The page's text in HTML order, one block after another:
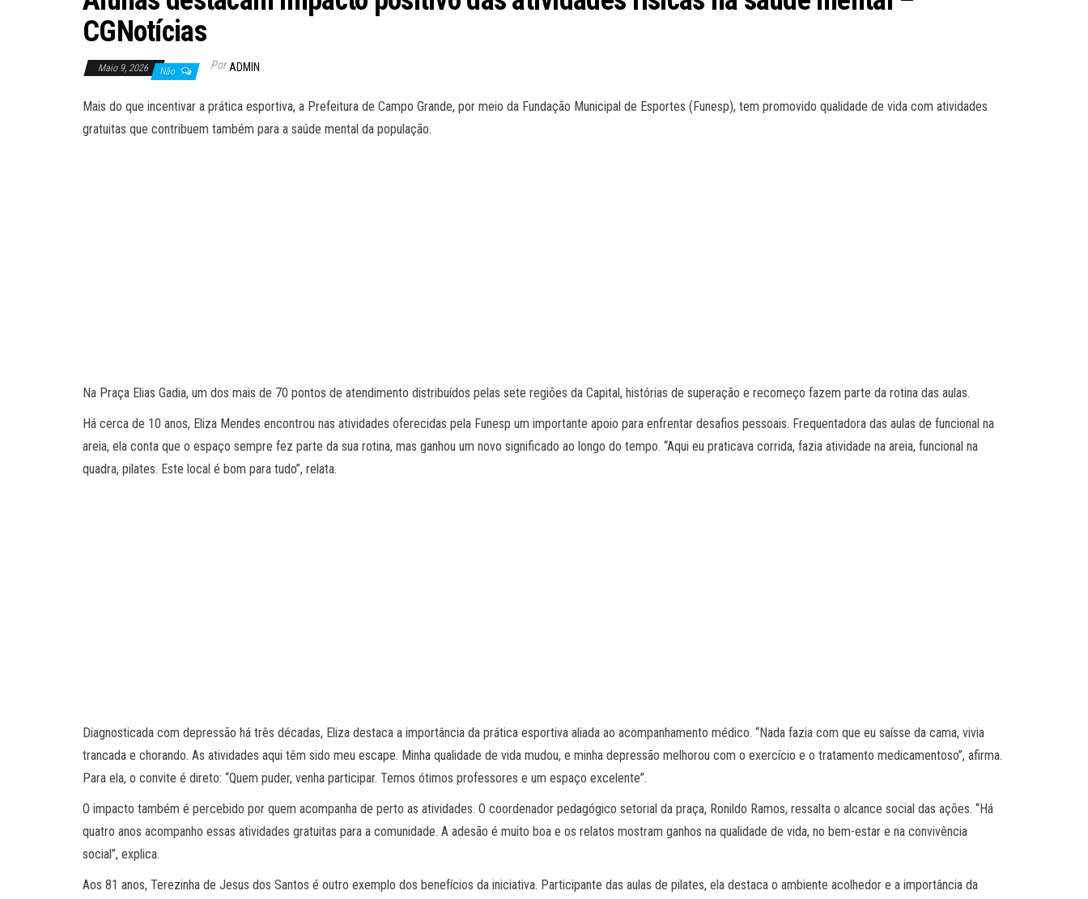
CGNotícias
Maio 9, 2026 Não Por ADMIN
Mais do que incentivar a prática esportiva, a Prefeitura de Campo Grande, por meio da Fundação Municipal de Esportes (Funesp), tem promovido qualidade de vida com atividades
gratuitas que contribuem também para a saúde mental da população.
Na Praça Elias Gadia, um dos mais de 70 pontos de atendimento distribuídos pelas sete regiões da Capital, histórias de superação e recomeço fazem parte da rotina das aulas.
Há cerca de 10 anos, Eliza Mendes encontrou nas atividades oferecidas pela Funesp um importante apoio para enfrentar desafios pessoais. Frequentadora das aulas de funcional na
areia, ela conta que o espaço sempre fez parte da sua rotina, mas ganhou um novo significado ao longo do tempo. “Aqui eu praticava corrida, fazia atividade na areia, funcional na
quadra, pilates. Este local é bom para tudo”, relata.
Diagnosticada com depressão há três décadas, Eliza destaca a importância da prática esportiva aliada ao acompanhamento médico. “Nada fazia com que eu saísse da cama, vivia
trancada e chorando. As atividades aqui têm sido meu escape. Minha qualidade de vida mudou, e minha depressão melhorou com o exercício e o tratamento medicamentoso”, afirma.
Para ela, o convite é direto: “Quem puder, venha participar. Temos ótimos professores e um espaço excelente”.
O impacto também é percebido por quem acompanha de perto as atividades. O coordenador pedagógico setorial da praça, Ronildo Ramos, ressalta o alcance social das ações. “Há
quatro anos acompanho essas atividades gratuitas para a comunidade. A adesão é muito boa e os relatos mostram ganhos na qualidade de vida, no bem-estar e na convivência
social”, explica.
Aos 81 anos, Terezinha de Jesus dos Santos é outro exemplo dos benefícios da iniciativa. Participante das aulas de pilates, ela destaca o ambiente acolhedor e a importância da